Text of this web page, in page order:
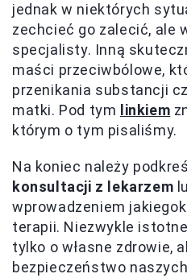
jednak w niektórych
zechcieć go zalecić, ale
specjalisty. Inną
maści przeciwbólowe,
przenikania substancji
matki. Pod tym
linkiem
którym o tym pisaliśmy.
Na koniec należy
konsultacji z lekarzem
wprowadzeniem
terapii. Niezwykle
tylko o własne zdrowie,
bezpieczeństwo